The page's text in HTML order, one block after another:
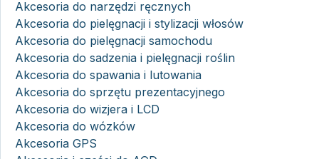
Akcesoria do narzędzi ręcznych
Akcesoria do pielęgnacji i stylizacji włosów
Akcesoria do pielęgnacji samochodu
Akcesoria do sadzenia i pielęgnacji roślin
Akcesoria do spawania i lutowania
Akcesoria do sprzętu prezentacyjnego
Akcesoria do wizjera i LCD
Akcesoria do wózków
Akcesoria GPS